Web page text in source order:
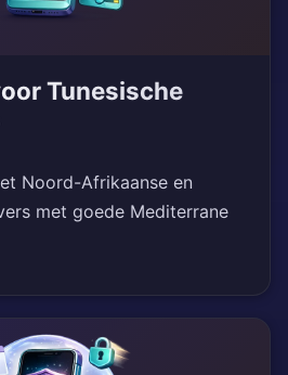
Tunesische
Noord-Afrikaanse en
met goede Mediterrane